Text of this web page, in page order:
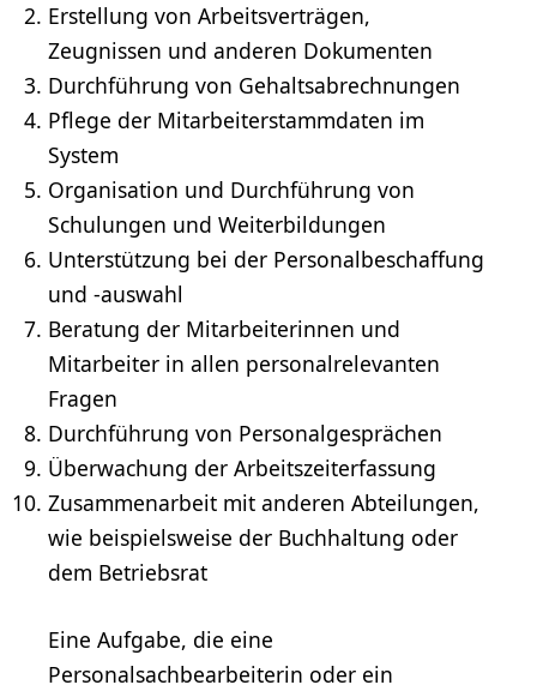
Erstellung von Arbeitsverträgen,
Zeugnissen und anderen Dokumenten
Durchführung von Gehaltsabrechnungen
Pflege der Mitarbeiterstammdaten im
System
Organisation und Durchführung von
Schulungen und Weiterbildungen
Unterstützung bei der Personalbeschaffung
und -auswahl
Beratung der Mitarbeiterinnen und
Mitarbeiter in allen personalrelevanten
Fragen
Durchführung von Personalgesprächen
Überwachung der Arbeitszeiterfassung
Zusammenarbeit mit anderen Abteilungen,
wie beispielsweise der Buchhaltung oder
dem Betriebsrat
Eine Aufgabe, die eine
Personalsachbearbeiterin oder ein